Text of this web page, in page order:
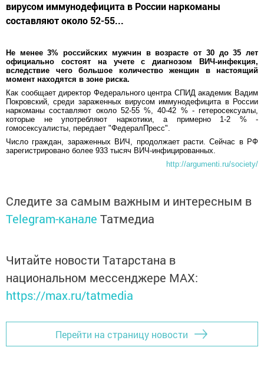
вирусом иммунодефицита в России наркоманы
составляют около 52-55...
Не менее 3% российских мужчин в возрасте от 30 до 35 лет
официально состоят на учете с диагнозом ВИЧ-инфекция,
вследствие чего большое количество женщин в настоящий
момент находятся в зоне риска.
Как сообщает директор Федерального центра СПИД академик Вадим
Покровский, среди зараженных вирусом иммунодефицита в России
наркоманы составляют около 52-55 %, 40-42 % - гетеросексуалы,
которые не употребляют наркотики, а примерно 1-2 % -
гомосексуалисты, передает "ФедералПресс".
Число граждан, зараженных ВИЧ, продолжает расти. Сейчас в РФ
зарегистрировано более 933 тысяч ВИЧ-инфицированных.
http://argumenti.ru/society/
Следите за самым важным и интересным в
Telegram-канале Татмедиа
Читайте новости Татарстана в
национальном мессенджере MАХ:
https://max.ru/tatmedia
Перейти на страницу новости